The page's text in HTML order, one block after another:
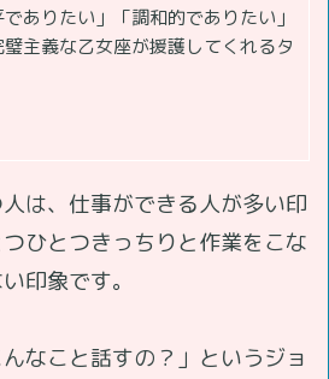
ありたい」「調和的でありたい」
主義な乙女座が援護してくれるタ
は、仕事ができる人が多い印
ひとつきっちりと作業をこな
印象です。
なこと話すの？」というジョ